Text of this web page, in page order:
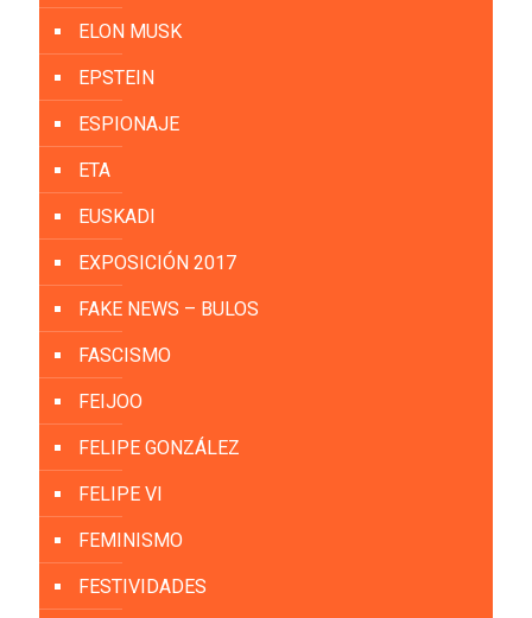
ELON MUSK
EPSTEIN
ESPIONAJE
ETA
EUSKADI
EXPOSICIÓN 2017
FAKE NEWS – BULOS
FASCISMO
FEIJOO
FELIPE GONZÁLEZ
FELIPE VI
FEMINISMO
FESTIVIDADES